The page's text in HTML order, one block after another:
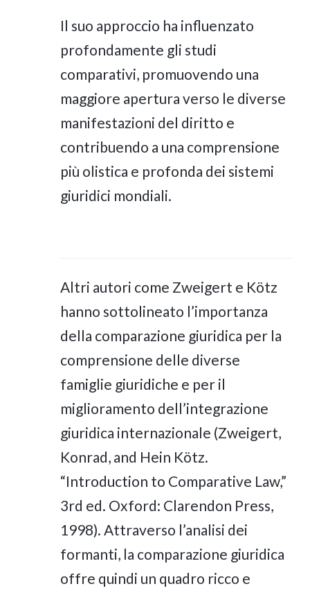
Il suo approccio ha influenzato
profondamente gli studi
comparativi, promuovendo una
maggiore apertura verso le diverse
manifestazioni del diritto e
contribuendo a una comprensione
più olistica e profonda dei sistemi
giuridici mondiali.
Altri autori come Zweigert e Kötz
hanno sottolineato l’importanza
della comparazione giuridica per la
comprensione delle diverse
famiglie giuridiche e per il
miglioramento dell’integrazione
giuridica internazionale (Zweigert,
Konrad, and Hein Kötz.
“Introduction to Comparative Law,”
3rd ed. Oxford: Clarendon Press,
1998). Attraverso l’analisi dei
formanti, la comparazione giuridica
offre quindi un quadro ricco e